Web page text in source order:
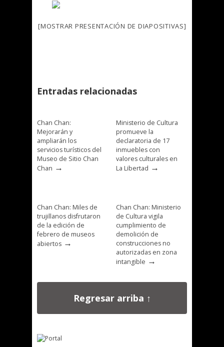
[MOSTRAR PRESENTACIÓN DE DIAPOSITIVAS]
Entradas relacionadas
Chan Chan:
Mejorarán y
ampliarán los
servicios turísticos del
Museo de Sitio Chan
Chan →
Ministerio de Cultura
promueve la
declaratoria de 17
inmuebles con
valores culturales en
La Libertad →
Chan Chan: Miles de
trujillanos disfrutaron
de la edición de
febrero de museos
abiertos →
Chan Chan: Ministerio
de Cultura vigila
cumplimiento de
demolición de
construcciones no
autorizadas en zona
intangible →
Regresar arriba ↑